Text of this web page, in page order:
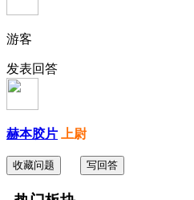
游客
发表回答
赫本胶片 上尉
收藏问题 写回答